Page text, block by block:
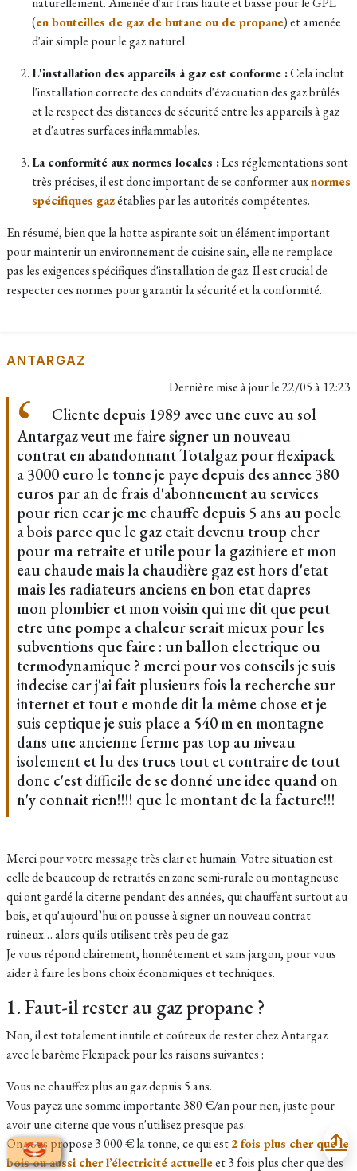
(en bouteilles de gaz de butane ou de propane) et amenée
d'air simple pour le gaz naturel.
L'installation des appareils à gaz est conforme :Cela inclut
l'installation correcte des conduits d'évacuation des gaz brûlés
et le respect des distances de sécurité entre les appareils à gaz
et d'autres surfaces inflammables.
La conformité aux normes locales :Les réglementations sont
très précises, il est donc important de se conformer auxnormes
spécifiques gazétablies par les autorités compétentes.
En résumé, bien que la hotte aspirante soit un élément important
pour maintenir un environnement de cuisine sain, elle ne remplace
pas les exigences spécifiques d'installation de gaz. Il est crucial de
respecter ces normes pour garantir la sécurité et la conformité.
ANTARGAZ
Dernière mise à jour le22/05 à 12:23
Cliente depuis 1989 avec une cuve au sol
Antargaz veut me faire signer un nouveau
contrat en abandonnant Totalgaz pour flexipack
a 3000 euro le tonne je paye depuis des annee 380
euros par an de frais d'abonnement au services
pour rien ccar je me chauffe depuis 5 ans au poele
a bois parce que le gaz etait devenu troup cher
pour ma retraite et utile pour la gaziniere et mon
eau chaude mais la chaudière gaz est hors d'etat
mais les radiateurs anciens en bon etat dapres
mon plombier et mon voisin qui me dit que peut
etre une pompe a chaleur serait mieux pour les
subventions que faire : un ballon electrique ou
termodynamique ? merci pour vos conseils je suis
indecise car j'ai fait plusieurs fois la recherche sur
internet et tout e monde dit la même chose et je
suis ceptique je suis place a 540 m en montagne
dans une ancienne ferme pas top au niveau
isolement et lu des trucs tout et contraire de tout
donc c'est difficile de se donné une idee quand on
n'y connait rien!!!! que le montant de la facture!!!
Merci pour votre message très clair et humain. Votre situation est
celle de beaucoup de retraités en zone semi-rurale ou montagneuse
qui ont gardé la citerne pendant des années, qui chauffent surtout au
bois, et qu'aujourd’hui on pousse à signer un nouveau contrat
ruineux… alors qu'ils utilisent très peu de gaz.
Je vous répond clairement, honnêtement et sans jargon, pour vous
aider à faire les bons choix économiques et techniques.
1. Faut-il rester au gaz propane ?
Non, il est totalement inutile et coûteux de rester chez Antargaz
avec le barème Flexipack pour les raisons suivantes :
Vous ne chauffez plus au gaz depuis 5 ans.
Vous payez une somme importante 380 €/an pour rien, juste pour
avoir une citerne que vous n'utilisez presque pas.
On vous propose 3 000 € la tonne, ce qui est2 fois plus cher que le
bois ou aussi cher l’électricité actuelleet 3 fois plus cher que des